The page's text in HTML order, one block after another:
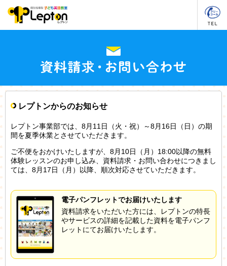
レプトンからのお知らせ
レプトン事業部では、8月11日（火・祝）～8月16日（日）の期
間を夏季休業とさせていただきます。
ご不便をおかけいたしますが、8月10日（月）18:00以降の無料
体験レッスンのお申し込み、資料請求・お問い合わせにつきまし
ては、8月17日（月）以降、順次対応させていただきます。
電子パンフレットでお届けいたします
資料請求をいただいた方には、レプトンの特長
やサービスの詳細を記載した資料を電子パンフ
レットにてお届けいたします。